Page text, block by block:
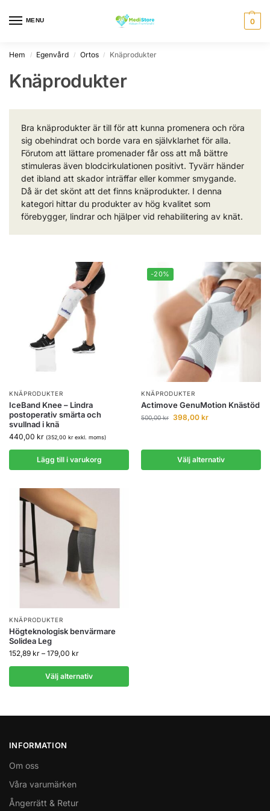
MENU 0
Hem / Egenvård / Ortos / Knäprodukter
Knäprodukter
Bra knäprodukter är till för att kunna promenera och röra
sig obehindrat och borde vara en självklarhet för alla.
Förutom att lättare promenader får oss att må bättre
stimuleras även blodcirkulationen positivt. Tyvärr händer
det ibland att skador inträffar eller kommer smygande.
Då är det skönt att det finns knäprodukter. I denna
kategori hittar du produkter av hög kvalitet som
förebygger, lindrar och hjälper vid rehabilitering av knät.
KNÄPRODUKTER
IceBand Knee – Lindra
postoperativ smärta och
svullnad i knä
440,00 kr (352,00 krexkl. moms)
Lägg till i varukorg
-20%
KNÄPRODUKTER
Actimove GenuMotion Knästöd
500,00kr 398,00 kr
Välj alternativ
KNÄPRODUKTER
Högteknologisk benvärmare
Solidea Leg
152,89 kr – 179,00 kr
Välj alternativ
INFORMATION
Om oss
Våra varumärken
Ångerrätt & Retur